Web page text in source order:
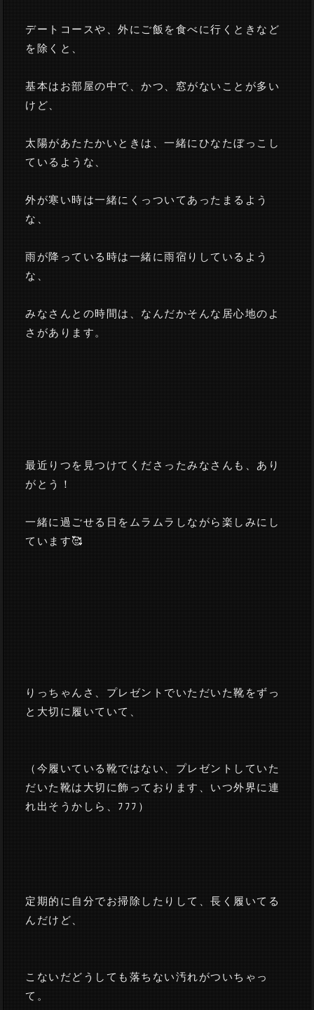
デートコースや、外にご飯を食べに行くときなど
を除くと、
基本はお部屋の中で、かつ、窓がないことが多い
けど、
太陽があたたかいときは、一緒にひなたぼっこし
ているような、
外が寒い時は一緒にくっついてあったまるよう
な、
雨が降っている時は一緒に雨宿りしているよう
な、
みなさんとの時間は、なんだかそんな居心地のよ
さがあります。
最近りつを見つけてくださったみなさんも、あり
がとう！
一緒に過ごせる日をムラムラしながら楽しみにし
ています🥰
りっちゃんさ、プレゼントでいただいた靴をずっ
と大切に履いていて、
（今履いている靴ではない、プレゼントしていた
だいた靴は大切に飾っております、いつ外界に連
れ出そうかしら、ﾌﾌﾌ）
定期的に自分でお掃除したりして、長く履いてる
んだけど、
こないだどうしても落ちない汚れがついちゃっ
て。